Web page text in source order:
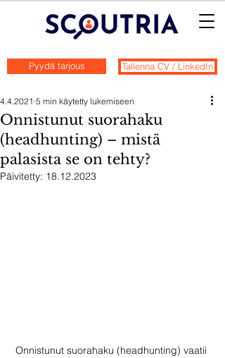
Tallenna CV / LinkedIn
Pyydä tarjous
Onnistunut suorahaku
(headhunting) – mistä
palasista se on tehty?
4.4.2021 5 min käytetty lukemiseen
Päivitetty: 18.12.2023
Onnistunut suorahaku (headhunting) vaatii